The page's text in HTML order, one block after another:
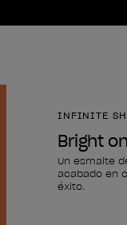
INFINITE
Bright
Un esmalte
acabado en
éxito.